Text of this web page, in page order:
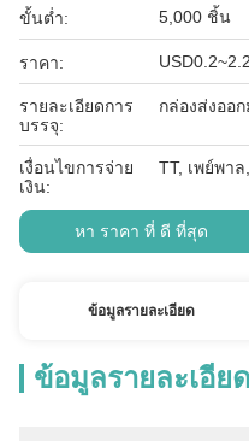
ขั้นต่ำ: 5,000 ชิ้น
ราคา:
รายละเอียดการ
บรรจุ:
กล่องส่งออ
เงื่อนไขการจ่าย
เงิน:
TT, เพย์พา
หา ราคา ที่ ดี ที่สุด
ข้อมูลรายละเอียด
ข้อมูลรายละเอียด